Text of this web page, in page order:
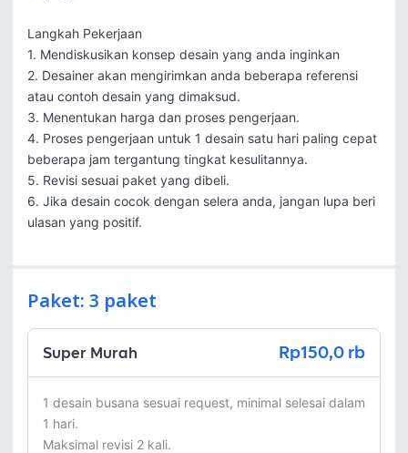
Langkah Pekerjaan
1. Mendiskusikan konsep desain yang anda inginkan
2. Desainer akan mengirimkan anda beberapa referensi
atau contoh desain yang dimaksud.
3. Menentukan harga dan proses pengerjaan.
4. Proses pengerjaan untuk 1 desain satu hari paling cepat
beberapa jam tergantung tingkat kesulitannya.
5. Revisi sesuai paket yang dibeli.
6. Jika desain cocok dengan selera anda, jangan lupa beri
ulasan yang positif.
Paket: 3 paket
Super Murah Rp150,0 rb
1 desain busana sesuai request, minimal selesai dalam
1 hari.
Maksimal revisi 2 kali.